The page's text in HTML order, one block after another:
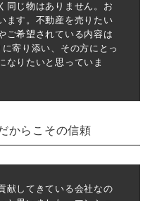
同じ物はありません。お
ます。不動産を売りたい
ご希望されている内容は
寄り添い、その方にとっ
なりたいと思っていま
からこその信頼
献してきている会社なの